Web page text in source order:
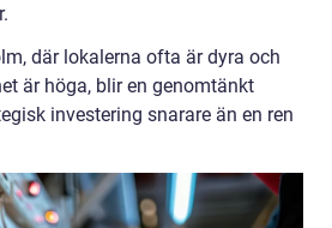
där lokalerna ofta är dyra och
är höga, blir en genomtänkt
investering snarare än en ren